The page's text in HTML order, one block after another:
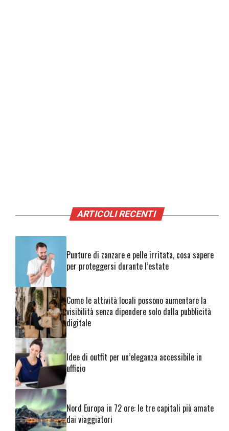
ARTICOLI RECENTI
Punture di zanzare e pelle irritata, cosa sapere
per proteggersi durante l’estate
Come le attività locali possono aumentare la
visibilità senza dipendere solo dalla pubblicità
digitale
Idee di outfit per un’eleganza accessibile in
ufficio
Nord Europa in 72 ore: le tre capitali più amate
dai viaggiatori